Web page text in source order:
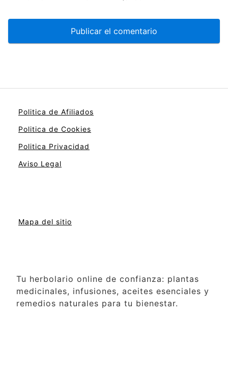
Politica de Afiliados
Politica de Cookies
Politica Privacidad
Aviso Legal
Mapa del sitio
Tu herbolario online de confianza: plantas
medicinales, infusiones, aceites esenciales y
remedios naturales para tu bienestar.